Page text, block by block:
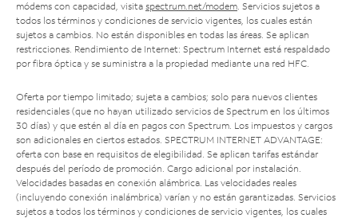
módems con capacidad, visita spectrum.net/modem . Servicios sujetos a
todos los términos y condiciones de servicio vigentes, los cuales están
sujetos a cambios. No están disponibles en todas las áreas. Se aplican
restricciones. Rendimiento de Internet: Spectrum Internet está respaldado
por fibra óptica y se suministra a la propiedad mediante una red HFC.
Oferta por tiempo limitado; sujeta a cambios; solo para nuevos clientes
residenciales (que no hayan utilizado servicios de Spectrum en los últimos
30 días) y que estén al día en pagos con Spectrum. Los impuestos y cargos
son adicionales en ciertos estados. SPECTRUM INTERNET ADVANTAGE:
oferta con base en requisitos de elegibilidad. Se aplican tarifas estándar
después del período de promoción. Cargo adicional por instalación.
Velocidades basadas en conexión alámbrica. Las velocidades reales
(incluyendo conexión inalámbrica) varían y no están garantizadas. Servicios
sujetos a todos los términos y condiciones de servicio vigentes, los cuales